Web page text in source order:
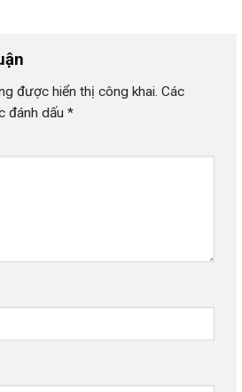
được hiển thị công khai. Các
đánh dấu *